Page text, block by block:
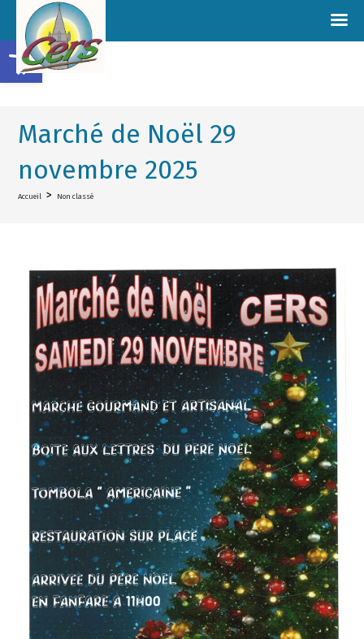
Marché de Noël 29
novembre 2025
Accueil > Non classé
Ouvrir la barre d’outils